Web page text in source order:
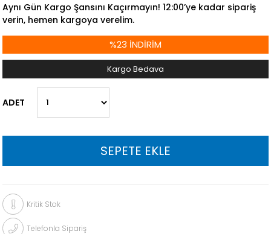
Aynı Gün Kargo Şansını Kaçırmayın! 12:00’ye kadar sipariş
verin, hemen kargoya verelim.
%23 İNDIRIM
Kargo Bedava
ADET
Kritik Stok
Telefonla Sipariş